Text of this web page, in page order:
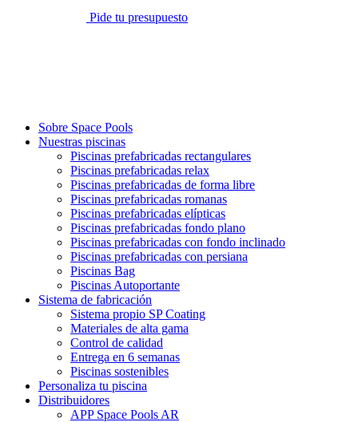
Pide tu presupuesto
Sobre Space Pools
Nuestras piscinas
Piscinas prefabricadas rectangulares
Piscinas prefabricadas relax
Piscinas prefabricadas de forma libre
Piscinas prefabricadas romanas
Piscinas prefabricadas elípticas
Piscinas prefabricadas fondo plano
Piscinas prefabricadas con fondo inclinado
Piscinas prefabricadas con persiana
Piscinas Bag
Piscinas Autoportante
Sistema de fabricación
Sistema propio SP Coating
Materiales de alta gama
Control de calidad
Entrega en 6 semanas
Piscinas sostenibles
Personaliza tu piscina
Distribuidores
APP Space Pools AR